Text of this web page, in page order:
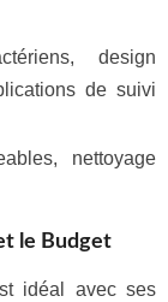
design
de suivi
nettoyage
le Budget
idéal avec ses